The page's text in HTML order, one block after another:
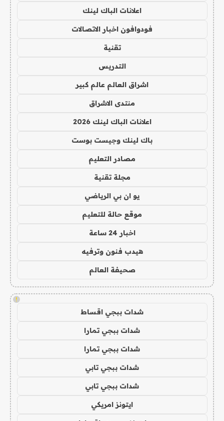
اعلانات الباك لينك
فودوافون اخبار الاتصالات
تقنية
التدريس
اشراق العالم عالم كبير
منتدى الاشراق
اعلانات الباك لينك 2026
باك لينك وجيست بوست
مصادر التعليم
مجلة تقنية
يو ان بي الرياضي
موقع حالة للتعليم
اخبار 24 ساعة
هيدب فنون وترفيه
صحيفة العالم
!
شدات ببجي اقساط
شدات ببجي تمارا
شدات ببجي تمارا
شدات ببجي تابي
شدات ببجي تابي
ايتونز امريكي